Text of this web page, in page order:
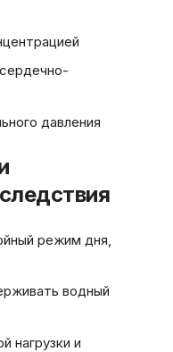
давления
режим дня,
водный
нагрузки и